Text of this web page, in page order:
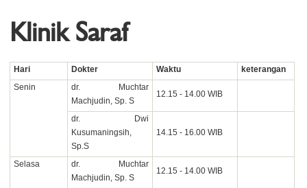
Klinik Saraf
Hari Dokter Waktu
keterangan
Senin
dr. Muchtar
Machjudin, Sp. S
12.15 - 14.00 WIB
dr. Dwi
Kusumaningsih,
Sp.S
14.15 - 16.00 WIB
Selasa
dr. Muchtar
Machjudin, Sp. S
12.15 - 14.00 WIB